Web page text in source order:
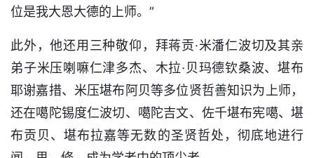
位是我大恩大德的上师。”
此外，他还用三种敬仰，拜蒋贡·米潘仁波切及其亲
弟子米压喇嘛仁津多杰、木拉·贝玛德钦桑波、堪布
耶谢嘉措、米压堪布阿贝等多位贤哲善知识为上师，
还在噶陀锡度仁波切、噶陀吉文、佐千堪布宪噶、堪
布贡贝、堪布拉嘉等无数的圣贤哲处，彻底地进行